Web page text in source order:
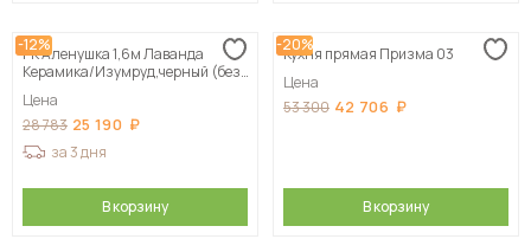
-12%
ГК Аленушка 1,6м Лаванда
Керамика/Изумруд,черный (без
Цена
28 783 25 190
за 3 дня
В корзину
-20%
Кухня прямая Призма 03
Цена
53 300 42 706
В корзину